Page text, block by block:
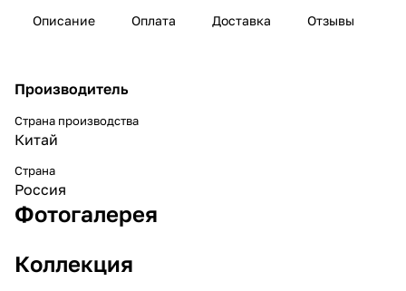
Описание Оплата Доставка Отзывы
Производитель
Страна производства
Китай
Страна
Россия
Фотогалерея
Коллекция